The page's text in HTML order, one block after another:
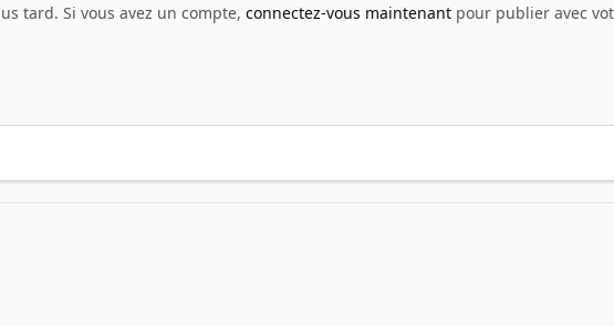
tard. Si vous avez un compte, connectez-vous maintenantpour publier avec